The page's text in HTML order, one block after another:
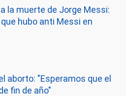
la muerte de Jorge Messi:
hubo anti Messi en
aborto: "Esperamos que el
fin de año"